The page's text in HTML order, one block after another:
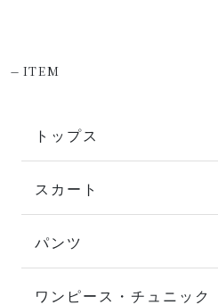
-ITEM
トップス
スカート
パンツ
ワンピース・チュニック